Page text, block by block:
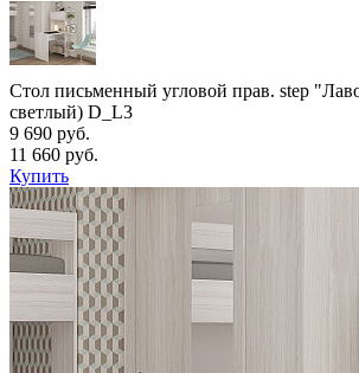
Стол письменный угловой прав. step
светлый) D_L3
9 690 руб.
11 660 руб.
Купить